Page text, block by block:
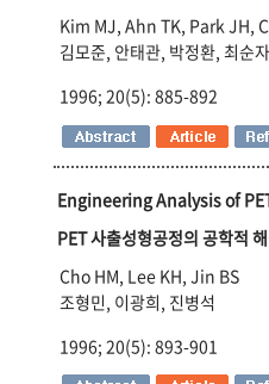
Kim MJ, Ahn TK, Park JH,
김모준, 안태관, 박정환, 최순자
1996; 20(5): 885-892
Engineering Analysis of
PET 사출성형공정의 공학적
Cho HM, Lee KH, Jin BS
조형민, 이광희, 진병석
1996; 20(5): 893-901